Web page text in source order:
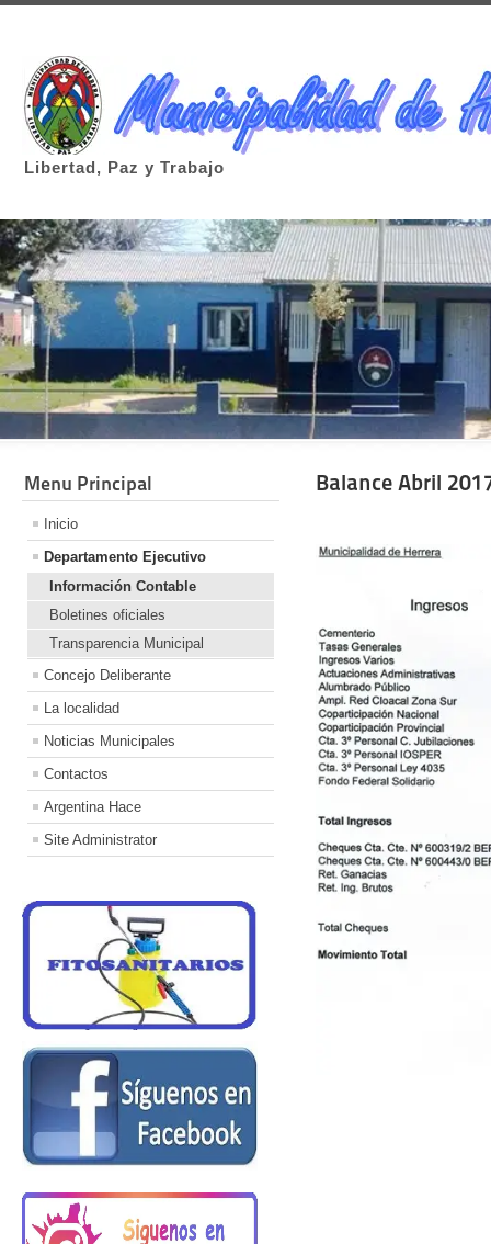
Libertad, Paz y Trabajo
Menu Principal
Inicio
Departamento Ejecutivo
Información Contable
Boletines oficiales
Transparencia Municipal
Concejo Deliberante
La localidad
Noticias Municipales
Contactos
Argentina Hace
Site Administrator
Balance Abril